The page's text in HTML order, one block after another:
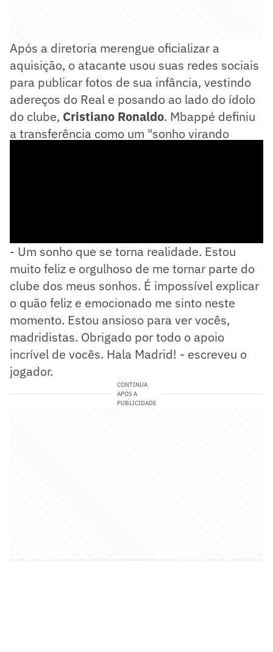
Após a diretoria merengue oficializar a
aquisição, o atacante usou suas redes sociais
para publicar fotos de sua infância, vestindo
adereços do Real e posando ao lado do ídolo
do clube, Cristiano Ronaldo. Mbappé definiu
a transferência como um "sonho virando
- Um sonho que se torna realidade. Estou
muito feliz e orgulhoso de me tornar parte do
clube dos meus sonhos. É impossível explicar
o quão feliz e emocionado me sinto neste
momento. Estou ansioso para ver vocês,
madridistas. Obrigado por todo o apoio
incrível de vocês. Hala Madrid! - escreveu o
jogador.
CONTINUA
APÓS A
PUBLICIDADE